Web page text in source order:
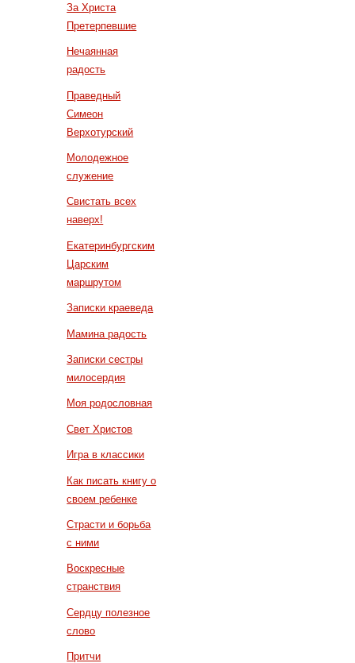
За Христа
Претерпевшие
Нечаянная
радость
Праведный
Симеон
Верхотурский
Молодежное
служение
Свистать всех
наверх!
Екатеринбургским
Царским
маршрутом
Записки краеведа
Мамина радость
Записки сестры
милосердия
Моя родословная
Свет Христов
Игра в классики
Как писать книгу о
своем ребенке
Страсти и борьба
с ними
Воскресные
странствия
Сердцу полезное
слово
Притчи